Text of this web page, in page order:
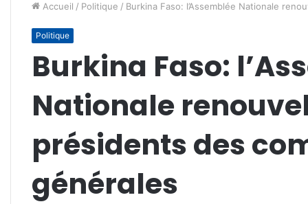
Accueil / Politique / Burkina Faso: l’Assemblée Nationale
Politique
Burkina Faso:
Nationale
présidents des
générales